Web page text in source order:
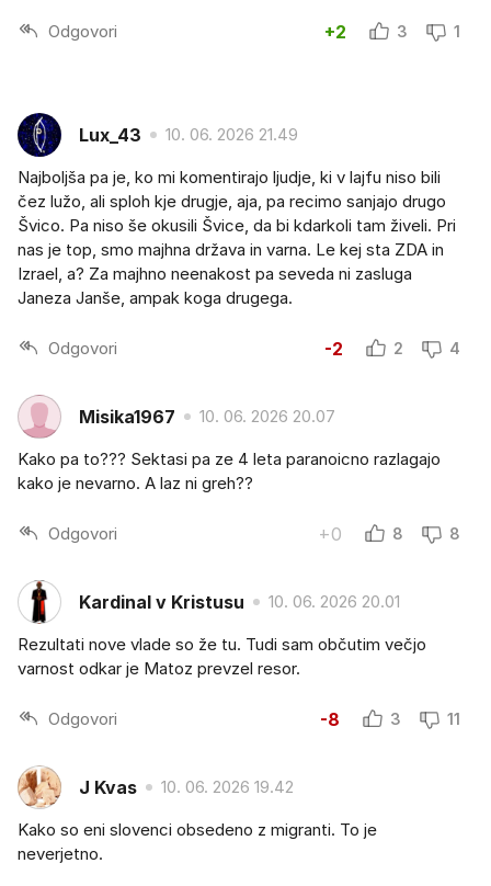
Odgovori +2 3 1
Lux_43 10. 06. 2026 21.49
Najboljša pa je, ko mi komentirajo ljudje, ki v lajfu niso bili
čez lužo, ali sploh kje drugje, aja, pa recimo sanjajo drugo
Švico. Pa niso še okusili Švice, da bi kdarkoli tam živeli. Pri
nas je top, smo majhna država in varna. Le kej sta ZDA in
Izrael, a? Za majhno neenakost pa seveda ni zasluga
Janeza Janše, ampak koga drugega.
Odgovori -2 2 4
Misika1967 10. 06. 2026 20.07
Kako pa to??? Sektasi pa ze 4 leta paranoicno razlagajo
kako je nevarno. A laz ni greh??
Odgovori +0 8 8
Kardinal v Kristusu 10. 06. 2026 20.01
Rezultati nove vlade so že tu. Tudi sam občutim večjo
varnost odkar je Matoz prevzel resor.
Odgovori -8 3 11
J Kvas 10. 06. 2026 19.42
Kako so eni slovenci obsedeno z migranti. To je
neverjetno.